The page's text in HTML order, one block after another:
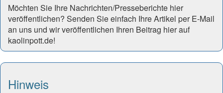
Möchten Sie Ihre Nachrichten/Presseberichte hier
veröffentlichen? Senden Sie einfach Ihre Artikel per E-Mail
an uns und wir veröffentlichen Ihren Beitrag hier auf
kaolinpott.de!
Hinweis